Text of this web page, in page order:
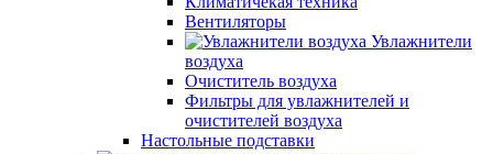
Вентиляторы
Увлажнители
воздуха
Очиститель воздуха
Фильтры для увлажнителей и
очистителей воздуха
Настольные подставки